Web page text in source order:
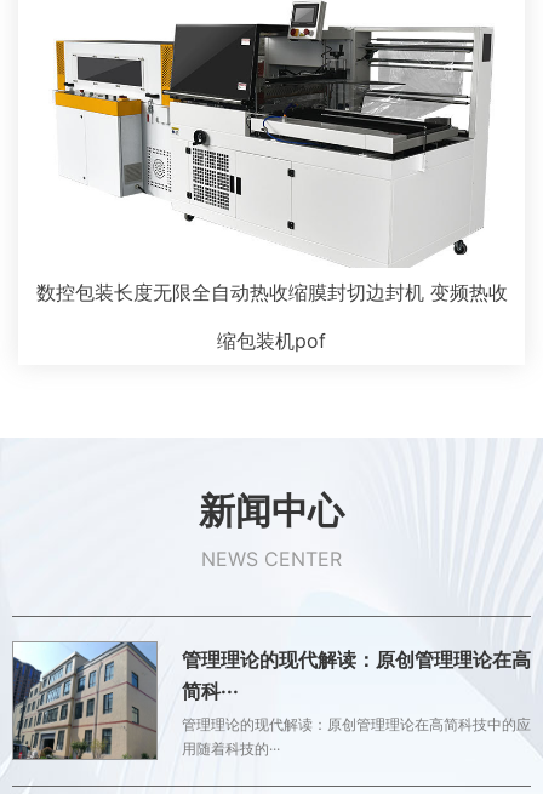
数控包装长度无限全自动热收缩膜封切边封机 变频热收
缩包装机pof
新闻中心
NEWS CENTER
管理理论的现代解读：原创管理理论在高
简科···
管理理论的现代解读：原创管理理论在高简科技中的应
用随着科技的···